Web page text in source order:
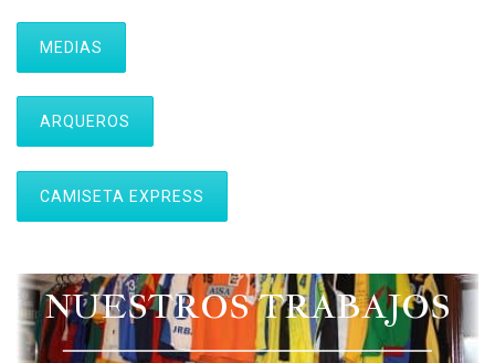
MEDIAS
ARQUEROS
CAMISETA EXPRESS
NUESTROS TRABAJOS